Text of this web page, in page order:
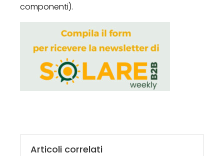
componenti).
Articoli correlati